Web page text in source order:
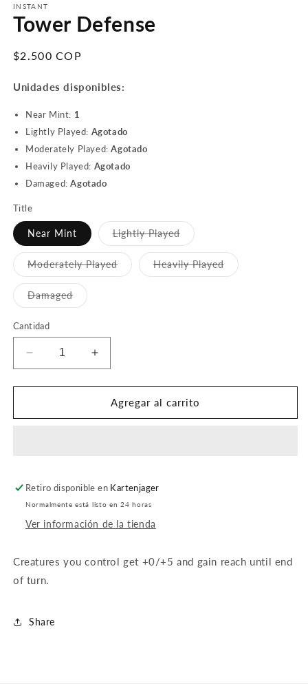
multimedia
1
modal
INSTANT
Tower Defense
Precio
$2.500 COP
Unidades disponibles:
Near Mint: 1
Lightly Played: Agotado
Moderately Played:Agotado
Heavily Played: Agotado
Damaged:Agotado
Title
Near Mint Lightly PlayedVariante
agotada
o
no
disponible
Moderately PlayedVariante
agotada
Heavily PlayedVariante
agotada
DamagedVariante
agotada
Cantidad
Reducir
cantidad
para
Defense
Aumentar
cantidad
para
Tower
Defense
Agregar al carrito
Retiro disponible en Kartenjager
Normalmente está listo en 24 horas
Ver información de la tienda
Creatures you control get +0/+5 and gain reach until end
of turn.
Share